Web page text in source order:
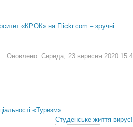
«КРОК» на Flickr.com – зручні
Оновлено: Середа, 23 вересня 2020
«Туризм»
Студенське життя